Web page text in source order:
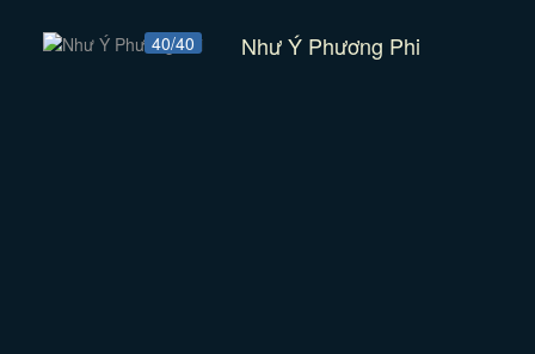
40/40 Như Ý Phương Phi